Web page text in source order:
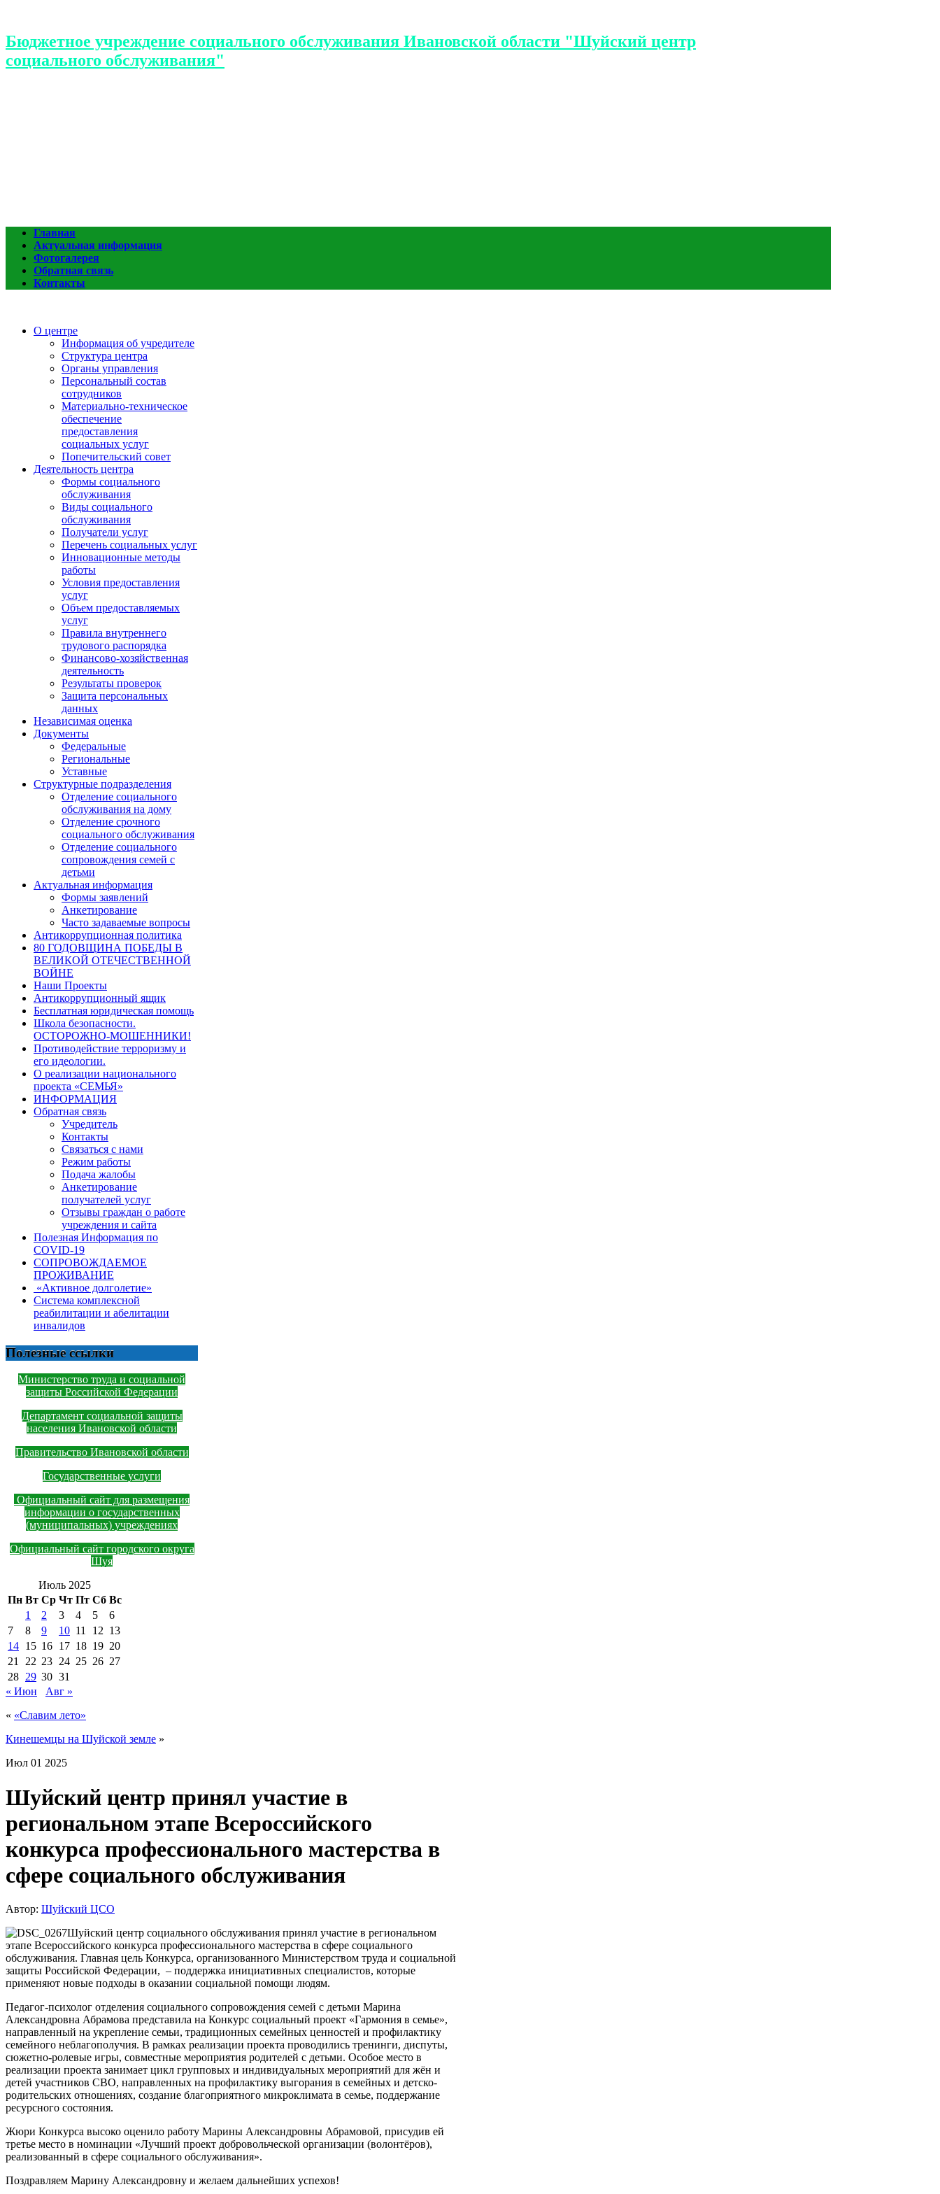
Бюджетное учреждение социального обслуживания Ивановской области "Шуйский центр
социального обслуживания"
Главная
Актуальная информация
Фотогалерея
Обратная связь
Контакты
О центре
Информация об учредителе
Структура центра
Органы управления
Персональный состав
сотрудников
Материально-техническое
обеспечение
предоставления
социальных услуг
Попечительский совет
Деятельность центра
Формы социального
обслуживания
Виды социального
обслуживания
Получатели услуг
Перечень социальных услуг
Инновационные методы
работы
Условия предоставления
услуг
Объем предоставляемых
услуг
Правила внутреннего
трудового распорядка
Финансово-хозяйственная
деятельность
Результаты проверок
Защита персональных
данных
Независимая оценка
Документы
Федеральные
Региональные
Уставные
Структурные подразделения
Отделение социального
обслуживания на дому
Отделение срочного
социального обслуживания
Отделение социального
сопровождения семей с
детьми
Актуальная информация
Формы заявлений
Анкетирование
Часто задаваемые вопросы
Антикоррупционная политика
80 ГОДОВЩИНА ПОБЕДЫ В
ВЕЛИКОЙ ОТЕЧЕСТВЕННОЙ
ВОЙНЕ
Наши Проекты
Антикоррупционный ящик
Бесплатная юридическая помощь
Школа безопасности.
ОСТОРОЖНО-МОШЕННИКИ!
Противодействие терроризму и
его идеологии.
О реализации национального
проекта «СЕМЬЯ»
ИНФОРМАЦИЯ
Обратная связь
Учредитель
Контакты
Связаться с нами
Режим работы
Подача жалобы
Анкетирование
получателей услуг
Отзывы граждан о работе
учреждения и сайта
Полезная Информация по
COVID-19
СОПРОВОЖДАЕМОЕ
ПРОЖИВАНИЕ
«Активное долголетие»
Система комплексной
реабилитации и абелитации
инвалидов
Полезные ссылки
Министерство труда и социальной
защиты Российской Федерации
Департамент социальной защиты
населения Ивановской области
Правительство Ивановской области
Государственные услуги
Официальный сайт для размещения
информации о государственных
(муниципальных) учреждениях
Официальный сайт городского округа
Шуя
Июль 2025
Пн Вт Ср Чт Пт Сб Вс
1
2 3 4 5
6
7
8 9 10 11 12 13
14 15 16 17 18 19 20
21 22 23 24 25 26 27
28 29 30 31
« Июн
Авг »
« «Славим лето»
Кинешемцы на Шуйской земле »
Июл 01 2025
Шуйский центр принял участие в
региональном этапе Всероссийского
конкурса профессионального мастерства в
сфере социального обслуживания
Автор: Шуйский ЦСО
Шуйский центр социального обслуживания принял участие в региональном
этапе Всероссийского конкурса профессионального мастерства в сфере социального
обслуживания. Главная цель Конкурса, организованного Министерством труда и социальной
защиты Российской Федерации, – поддержка инициативных специалистов, которые
применяют новые подходы в оказании социальной помощи людям.
Педагог-психолог отделения социального сопровождения семей с детьми Марина
Александровна Абрамова представила на Конкурс социальный проект «Гармония в семье»,
направленный на укрепление семьи, традиционных семейных ценностей и профилактику
семейного неблагополучия. В рамках реализации проекта проводились тренинги, диспуты,
сюжетно-ролевые игры, совместные мероприятия родителей с детьми. Особое место в
реализации проекта занимает цикл групповых и индивидуальных мероприятий для жён и
детей участников СВО, направленных на профилактику выгорания в семейных и детско-
родительских отношениях, создание благоприятного микроклимата в семье, поддержание
ресурсного состояния.
Жюри Конкурса высоко оценило работу Марины Александровны Абрамовой, присудив ей
третье место в номинации «Лучший проект добровольческой организации (волонтёров),
реализованный в сфере социального обслуживания».
Поздравляем Марину Александровну и желаем дальнейших успехов!